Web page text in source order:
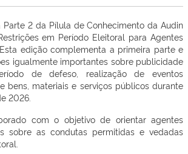
2 da Pílula de Conhecimento da Audin
em Período Eleitoral para Agentes
Esta edição complementa a primeira parte e
igualmente importantes sobre publicidade
de defeso, realização de eventos
bens, materiais e serviços públicos durante
2026.
com o objetivo de orientar agentes
sobre as condutas permitidas e vedadas